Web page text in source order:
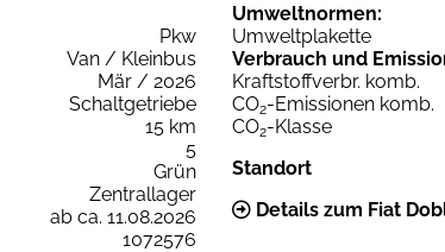
Pkw
Van / Kleinbus
Mär / 2026
Schaltgetriebe
15 km
5
Grün
Zentrallager
ab ca. 11.08.2026
1072576
Umweltnormen:
Umweltplakette
Verbrauch und
Kraftstoffverbr. komb.
CO2-Emissionen komb.
CO2-Klasse
Standort
Details zum Fiat